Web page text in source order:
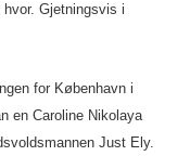
Gjetningsvis i
for København i
en Caroline Nikolaya
Just Ely.